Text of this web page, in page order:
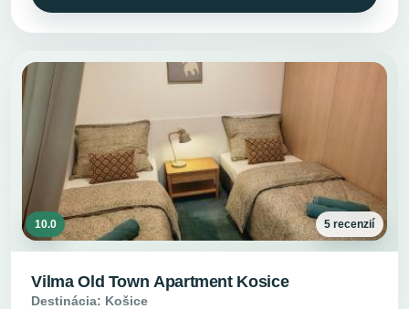
10.0 5 recenzií
Vilma Old Town Apartment Kosice
Destinácia: Košice